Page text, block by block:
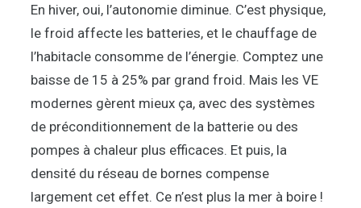
En hiver, oui, l’autonomie diminue. C’est physique,
le froid affecte les batteries, et le chauffage de
l’habitacle consomme de l’énergie. Comptez une
baisse de 15 à 25% par grand froid. Mais les VE
modernes gèrent mieux ça, avec des systèmes
de préconditionnement de la batterie ou des
pompes à chaleur plus efficaces. Et puis, la
densité du réseau de bornes compense
largement cet effet. Ce n’est plus la mer à boire !